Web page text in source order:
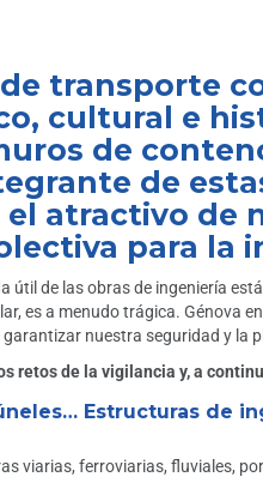
transporte
cultural e
de
de
atractivo de
para la
útil de las obras de ingeniería
es a menudo trágica. Génova
nuestra seguridad y la
retos de la vigilancia y, a
Estructuras de
viarias, ferroviarias, fluviales,